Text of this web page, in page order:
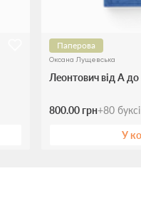
Паперова
Оксана Лущевська
Леонтович від А
800.00 грн+80
У